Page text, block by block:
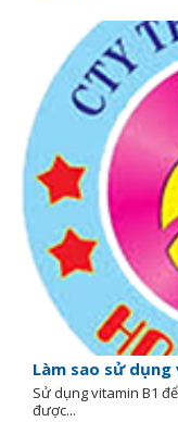
Làm sao sử
Sử dụng vitamin B1
được...